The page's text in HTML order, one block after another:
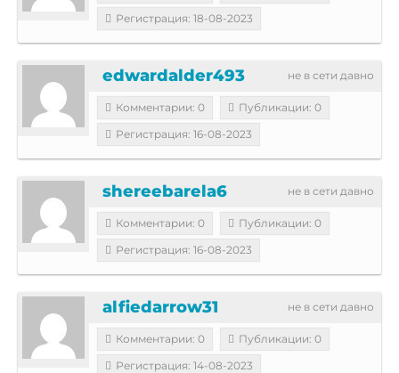
Регистрация: 18-08-2023
не в сети давно
edwardalder493
Комментарии: 0
Публикации: 0
Регистрация: 16-08-2023
не в сети давно
shereebarela6
Комментарии: 0
Публикации: 0
Регистрация: 16-08-2023
не в сети давно
alfiedarrow31
Комментарии: 0
Публикации: 0
Регистрация: 14-08-2023